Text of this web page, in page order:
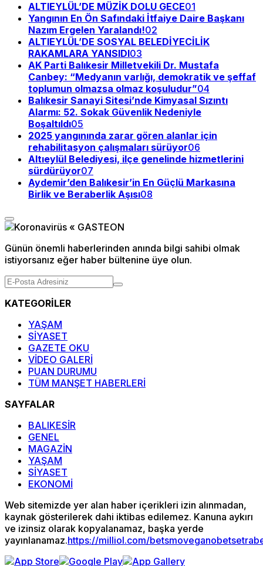
ALTIEYLÜL’DE MÜZİK DOLU GECE01
Yangının En Ön Safındaki İtfaiye Daire Başkanı
Nazım Ergelen Yaralandı!02
ALTIEYLÜL’DE SOSYAL BELEDİYECİLİK
RAKAMLARA YANSIDI03
AK Parti Balıkesir Milletvekili Dr. Mustafa
Canbey: “Medyanın varlığı, demokratik ve şeffaf
toplumun olmazsa olmaz koşuludur”04
Balıkesir Sanayi Sitesi’nde Kimyasal Sızıntı
Alarmı: 52. Sokak Güvenlik Nedeniyle
Boşaltıldı05
2025 yangınında zarar gören alanlar için
rehabilitasyon çalışmaları sürüyor06
Altıeylül Belediyesi, ilçe genelinde hizmetlerini
sürdürüyor07
Aydemir’den Balıkesir’in En Güçlü Markasına
Birlik ve Beraberlik Aşısı08
Günün önemli haberlerinden anında bilgi sahibi olmak
istiyorsanız eğer haber bültenine üye olun.
KATEGORİLER
YAŞAM
SİYASET
GAZETE OKU
VİDEO GALERİ
PUAN DURUMU
TÜM MANŞET HABERLERİ
SAYFALAR
BALIKESİR
GENEL
MAGAZİN
YAŞAM
SİYASET
EKONOMİ
Web sitemizde yer alan haber içerikleri izin alınmadan,
kaynak gösterilerek dahi iktibas edilemez. Kanuna aykırı
ve izinsiz olarak kopyalanamaz, başka yerde
yayınlanamaz.https://milliol.com/betsmoveganobet